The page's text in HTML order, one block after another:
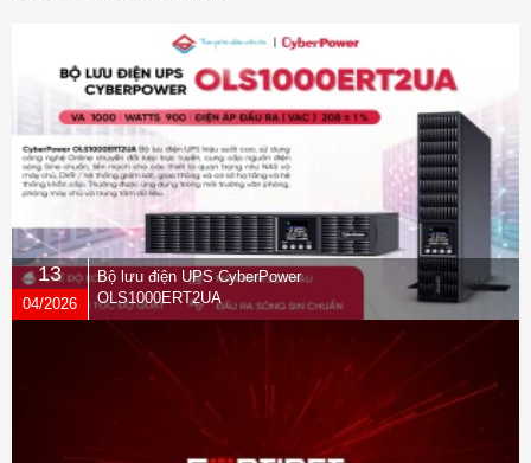
13
04/2026
Bộ lưu điện UPS CyberPower
OLS1000ERT2UA